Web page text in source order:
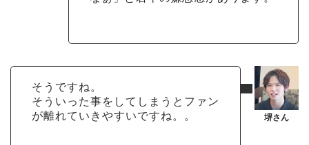
そうですね。
そういった事をしてしまうとファン
が離れていきやすいですね。。